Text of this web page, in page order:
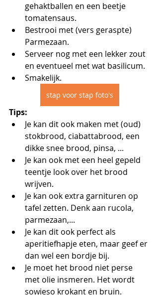
gehaktballen en een beetje
tomatensaus.
Bestrooi met (vers geraspte)
Parmezaan.
Serveer nog met een lekker zout
en eventueel met wat basilicum.
Smakelijk.
stap voor stap foto's
Tips:
Je kan dit ook maken met (oud)
stokbrood, ciabattabrood, een
dikke snee brood, pinsa, ...
Je kan ook met een heel gepeld
teentje look over het brood
wrijven.
Je kan ook extra garnituren op
tafel zetten. Denk aan rucola,
parmezaan,...
Je kan dit ook perfect als
aperitiefhapje eten, maar geef er
dan wel een bordje bij.
Je moet het brood niet perse
met olie insmeren. Het wordt
sowieso krokant en bruin.